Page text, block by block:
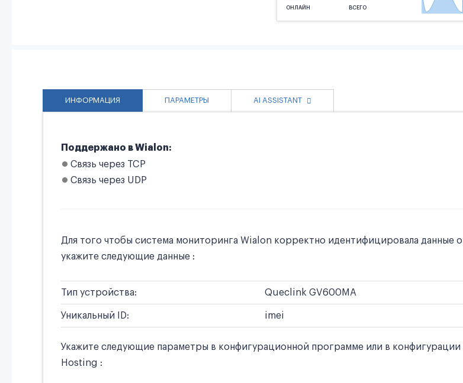
ОНЛАЙН ВСЕГО
ИНФОРМАЦИЯ ПАРАМЕТРЫ AI ASSISTANT
Поддержано в Wialon:
Связь через TCP
Связь через UDP
Для того чтобы система мониторинга Wialon корректно идентифицировала данные
укажите следующие данные :
Тип устройства: Queclink GV600MA
Уникальный ID: imei
Укажите следующие параметры в конфигурационной программе или в
Hosting :